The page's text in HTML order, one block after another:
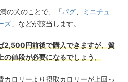
の犬のことで、「パグ
ミニチュ
ズ 」などが該当します。
2,500円前後で購入できますが、質
の値段が必要になるでしょう。
カロリーより摂取カロリーが上回っ